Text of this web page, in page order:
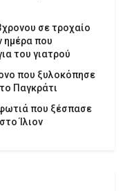
σε τροχαίο
ημέρα που
του γιατρού
που ξυλοκόπησε
Παγκράτι
που ξέσπασε
Ίλιον